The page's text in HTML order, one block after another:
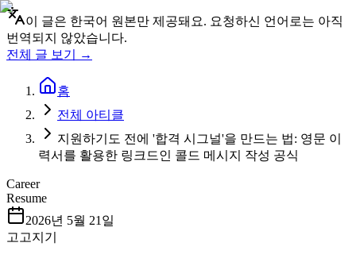
이 글은 한국어 원본만 제공돼요. 요청하신 언어로는 아직
번역되지 않았습니다.
전체 글 보기 →
홈
전체 아티클
지원하기도 전에 '합격 시그널'을 만드는 법: 영문 이
력서를 활용한 링크드인 콜드 메시지 작성 공식
Career
Resume
2026년 5월 21일
고고지기